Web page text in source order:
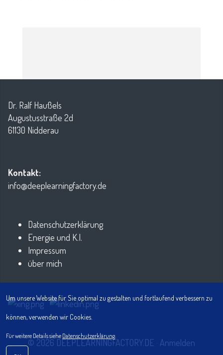
Um unsere Website für Sie optimal zu gestalten und fortlaufend verbessern zu
können, verwenden wir Cookies.
Für weitere Details siehe Datenschutzerklärung.
Dr. Ralf Haußels
Augustusstraße 2d
61130 Nidderau
Kontakt:
info@deeplearningfactory.de
Datenschutzerklärung
Energie und K.I.
Impressum
über mich
© 2026 DEEPLEARNINGFACTORY.DE · Anmelden